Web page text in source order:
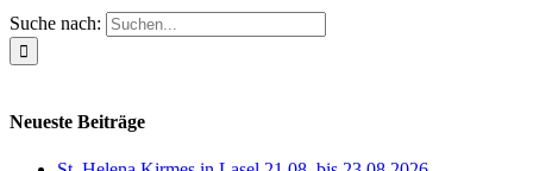
Suche nach:
Neueste Beiträge